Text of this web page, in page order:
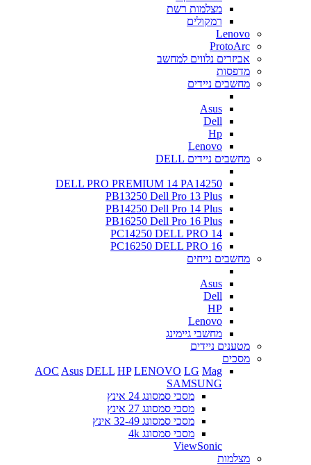
מצלמות רשת
רמקולים
Lenovo
ProtoArc
אביזרים נלווים למחשב
מדפסות
מחשבים ניידים
Asus
Dell
Hp
Lenovo
מחשבים ניידים DELL
DELL PRO PREMIUM 14 PA14250
PB13250 Dell Pro 13 Plus
PB14250 Dell Pro 14 Plus
PB16250 Dell Pro 16 Plus
PC14250 DELL PRO 14
PC16250 DELL PRO 16
מחשבים נייחים
Asus
Dell
HP
Lenovo
מחשבי גיימינג
מטענים ניידים
מסכים
AOC Asus DELL HP LENOVO LG Mag
SAMSUNG
מסכי סמסונג 24 אינץ
מסכי סמסונג 27 אינץ
מסכי סמסונג 32-49 אינץ
מסכי סמסונג 4k
ViewSonic
מצלמות